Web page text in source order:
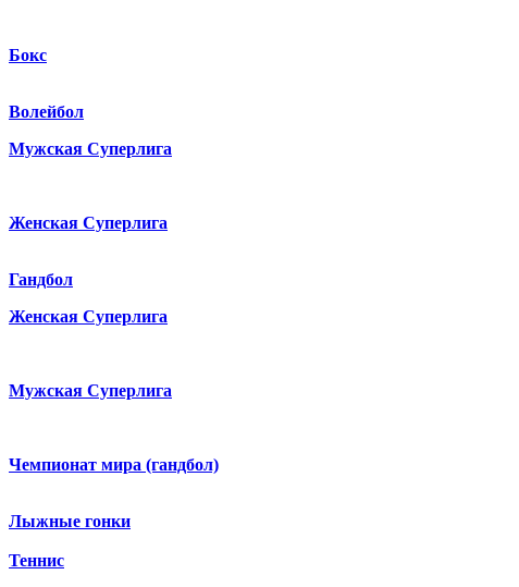
Бокс
Волейбол
Мужская Суперлига
Женская Суперлига
Гандбол
Женская Суперлига
Мужская Суперлига
Чемпионат мира (гандбол)
Лыжные гонки
Теннис